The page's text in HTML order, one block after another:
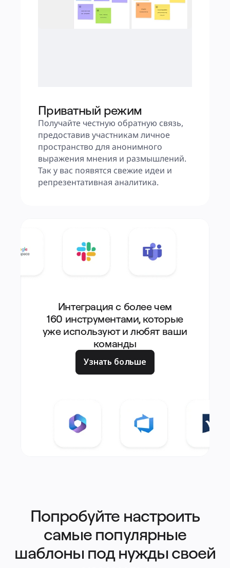
Приватный режим
Получайте честную обратную связь,
предоставив участникам личное
пространство для анонимного
выражения мнения и размышлений.
Так у вас появятся свежие идеи и
репрезентативная аналитика.
Интеграция с более чем
160 инструментами, которые
уже используют и любят ваши
команды
Узнать больше
Попробуйте настроить
самые популярные
шаблоны под нужды своей